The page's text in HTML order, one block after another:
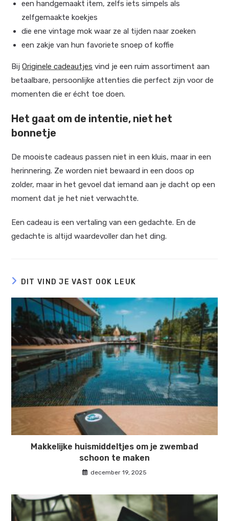
een handgemaakt item, zelfs iets simpels als
zelfgemaakte koekjes
die ene vintage mok waar ze al tijden naar zoeken
een zakje van hun favoriete snoep of koffie
BijOriginele cadeautjes vind je een ruim assortiment aan
betaalbare, persoonlijke attenties die perfect zijn voor de
momenten die er écht toe doen.
Het gaat om de intentie, niet het
bonnetje
De mooiste cadeaus passen niet in een kluis, maar in een
herinnering. Ze worden niet bewaard in een doos op
zolder, maar in het gevoel dat iemand aan je dacht op een
moment dat je het niet verwachtte.
Een cadeau is een vertaling van een gedachte. En de
gedachte is altijd waardevoller dan het ding.
DIT VIND JE VAST OOK LEUK
Makkelijke huismiddeltjes om je zwembad
schoon te maken
december 19, 2025